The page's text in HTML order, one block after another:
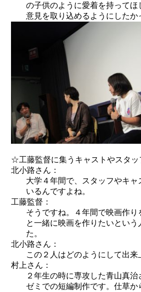
の子供のように愛着を持って
意見を取り込めるようにしたか
☆工藤監督に集うキャストやスタッ
北小路さん：
大学４年間で、スタッフやキャ
いるんですよね。
工藤監督：
そうですね。４年間で映画作り
と一緒に映画を作りたいという
た。
北小路さん：
この２人はどのようにして出来
村上さん：
２年生の時に専攻した青山真
ゼミでの短編制作です。仕草か